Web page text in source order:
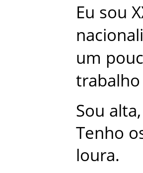
Eu sou
um
trabalho
Sou alta,
Tenho
loura.